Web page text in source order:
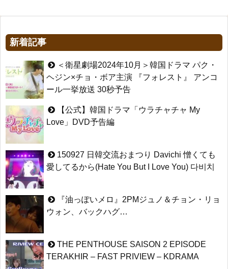
新着記事
＜衛星劇場2024年10月＞韓国ドラマ パク・
ヘジン×チョ・ボア主演 『フォレスト』 アンコ
ール一挙放送 30秒予告
【公式】韓国ドラマ「ウラチャチャ My
Love」DVD予告編
150927 日韓交流おまつり Davichi 憎くても
愛してるから(Hate You But I Love You) 다비치
『油っぽいメロ』2PMジュノ＆チョン・リョ
ウォン、バックハグ…
THE PENTHOUSE SAISON 2 EPISODE
TERAKHIR – FAST PRIVIEW – KDRAMA